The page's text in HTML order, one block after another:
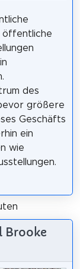
öffentliche
des
größere
Geschäfts
ein
wie
Brooke